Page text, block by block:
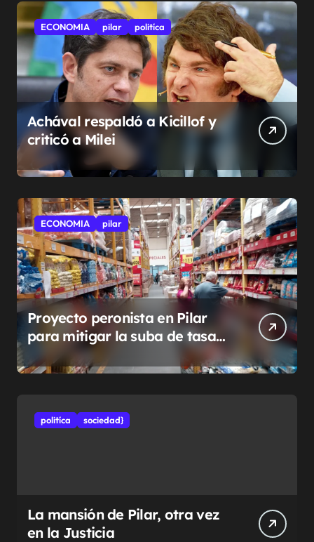
ECONOMIA pilar politíca
Achával respaldó a Kicillof y
criticó a Milei
ECONOMIA pilar
Proyecto peronista en Pilar
para mitigar la suba de tasas
municipales
politíca sociedad}
La mansión de Pilar, otra vez
en la Justicia